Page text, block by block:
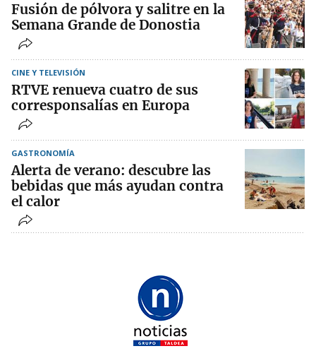
Fusión de pólvora y salitre en la
Semana Grande de Donostia
CINE Y TELEVISIÓN
RTVE renueva cuatro de sus
corresponsalías en Europa
GASTRONOMÍA
Alerta de verano: descubre las
bebidas que más ayudan contra
el calor